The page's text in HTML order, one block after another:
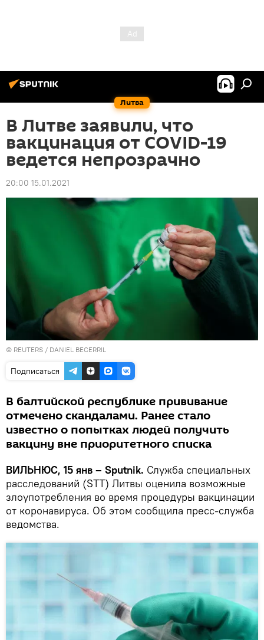
Литва
В Литве заявили, что
вакцинация от COVID-19
ведется непрозрачно
20:00 15.01.2021
© REUTERS / DANIEL BECERRIL
Подписаться
В балтийской республике прививание
отмечено скандалами. Ранее стало
известно о попытках людей получить
вакцину вне приоритетного списка
ВИЛЬНЮС, 15 янв – Sputnik. Служба специальных
расследований (STT) Литвы оценила возможные
злоупотребления во время процедуры вакцинации
от коронавируса. Об этом сообщила пресс-служба
ведомства.